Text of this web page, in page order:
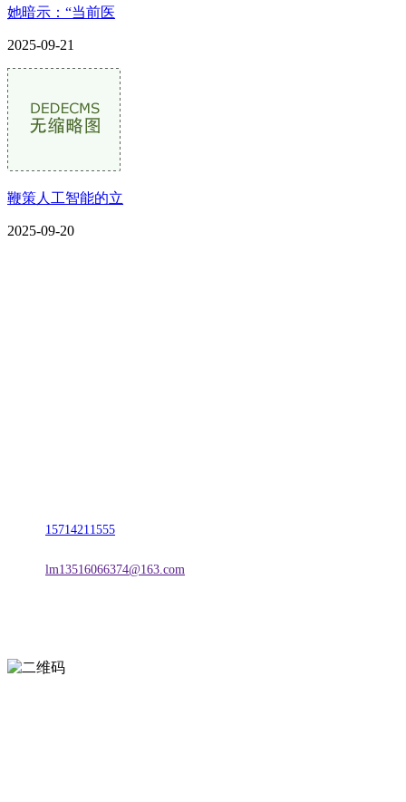
她暗示：“当前医
2025-09-21
鞭策人工智能的立
2025-09-20
15714211555
lm13516066374@163.com